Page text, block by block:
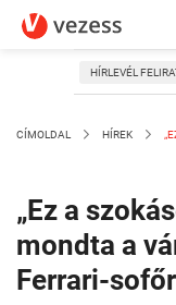
HÍRLEVÉL
CÍMOLDAL HÍREK
„Ez a
mondta a
Ferrari-sofőr